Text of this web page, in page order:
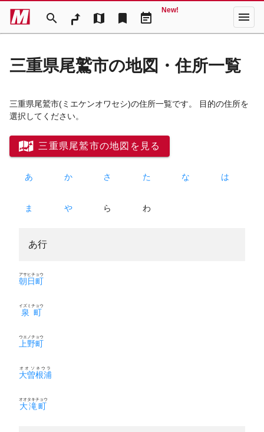
search map bookmark event_note
New! menu
三重県尾鷲市の地図・住所一覧
三重県尾鷲市(ミエケンオワセシ)の住所一覧です。 目的の住所を
選択してください。
三重県尾鷲市の地図を見る
あ か さ た な は
ま や ら わ
あ行
朝日町
アサヒチョウ
泉町
イズミチョウ
上野町
ウエノチョウ
大曽根浦
オオソネウラ
大滝町
オオタキチョウ